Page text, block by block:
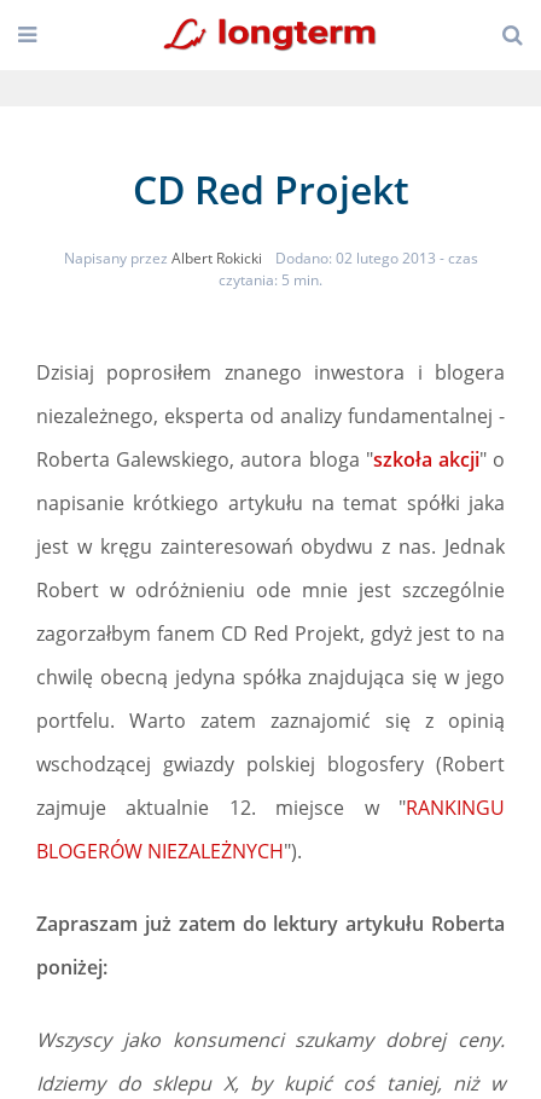
CD Red Projekt
Napisany przez Albert Rokicki Dodano: 02 lutego 2013 - czas
czytania: 5 min.
Dzisiaj poprosiłem znanego inwestora i blogera
niezależnego, eksperta od analizy fundamentalnej -
Roberta Galewskiego, autora bloga "szkoła akcji" o
napisanie krótkiego artykułu na temat spółki jaka
jest w kręgu zainteresowań obydwu z nas. Jednak
Robert w odróżnieniu ode mnie jest szczególnie
zagorzałbym fanem CD Red Projekt, gdyż jest to na
chwilę obecną jedyna spółka znajdująca się w jego
portfelu. Warto zatem zaznajomić się z opinią
wschodzącej gwiazdy polskiej blogosfery (Robert
zajmuje aktualnie 12. miejsce w "RANKINGU
BLOGERÓW NIEZALEŻNYCH").
Zapraszam już zatem do lektury artykułu Roberta
poniżej:
Wszyscy jako konsumenci szukamy dobrej ceny.
Idziemy do sklepu X, by kupić coś taniej, niż w